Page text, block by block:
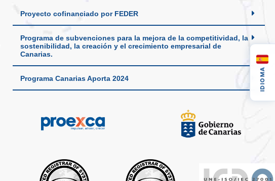
Proyecto cofinanciado por FEDER
Programa de subvenciones para la mejora de la competitividad, la
sostenibilidad, la creación y el crecimiento empresarial de
Canarias.
Programa Canarias Aporta 2024 IDIOMA